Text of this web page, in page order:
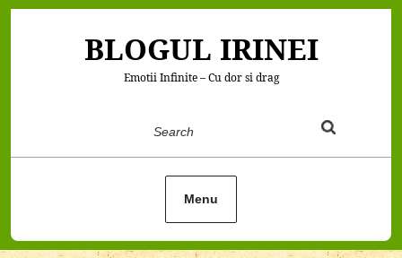
Skip
BLOGUL IRINEI
Emotii Infinite – Cu dor si drag
Menu